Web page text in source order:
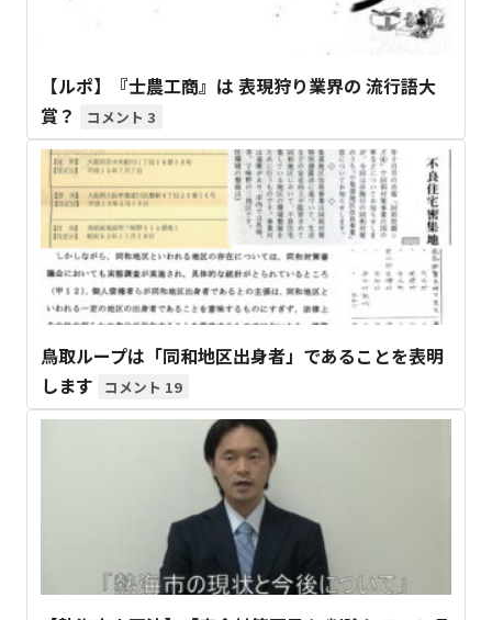
【ルポ】『士農工商』は 表現狩り業界の 流行語大
賞？
3
鳥取ループは「同和地区出身者」であることを表明
します
19